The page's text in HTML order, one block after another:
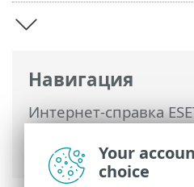
Навигация
Интернет-справка
SysInspector
Your
choice